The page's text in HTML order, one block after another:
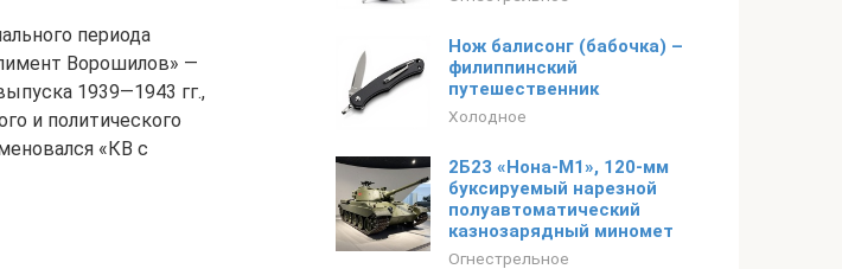
периода
Ворошилов» —
1939—1943 гг.,
и политического
«КВ с
Нож балисонг (бабочка) –
филиппинский
путешественник
Холодное
2Б23 «Нона-М1», 120-мм
буксируемый нарезной
полуавтоматический
казнозарядный миномет
Огнестрельное